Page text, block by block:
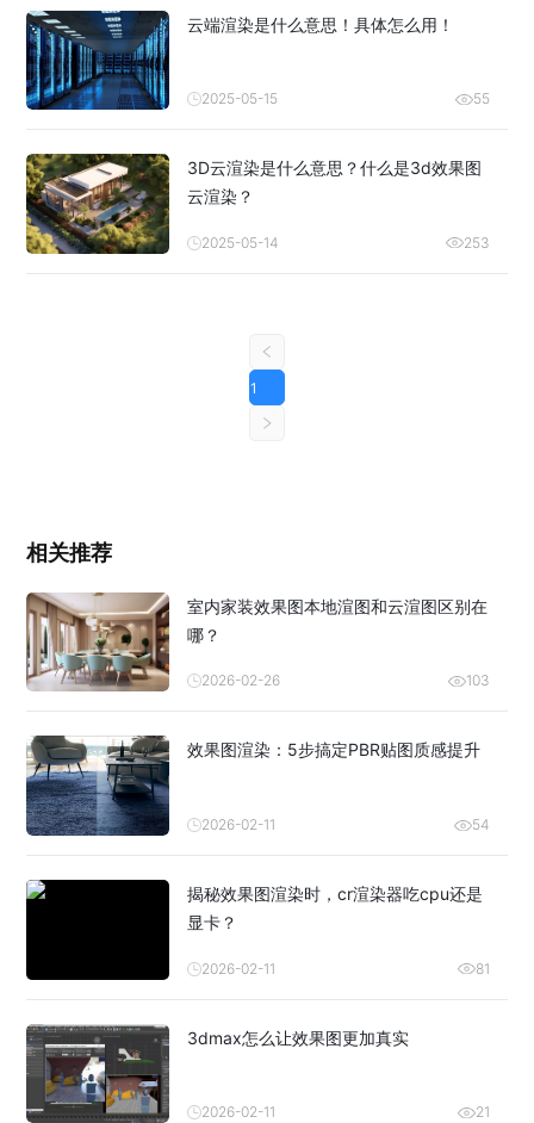
云端渲染是什么意思！具体怎么用！
2025-05-15 55
3D云渲染是什么意思？什么是3d效果图
云渲染？
2025-05-14 253
1
相关推荐
室内家装效果图本地渲图和云渲图区别在
哪？
2026-02-26 103
效果图渲染：5步搞定PBR贴图质感提升
2026-02-11 54
揭秘效果图渲染时，cr渲染器吃cpu还是
显卡？
2026-02-11 81
3dmax怎么让效果图更加真实
2026-02-11 21